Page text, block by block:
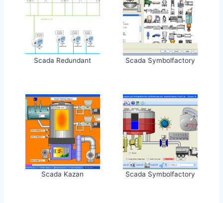
Scada Redundant Scada Symbolfactory
Scada Kazan Scada Symbolfactory